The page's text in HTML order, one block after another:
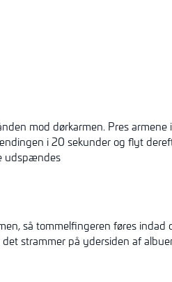
mod dørkarmen. Pres armene
i 20 sekunder og flyt
udspændes
så tommelfingeren føres indad
strammer på ydersiden af